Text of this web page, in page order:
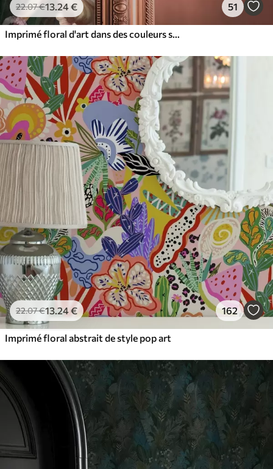
22.07€13.24€ 51
Imprimé floral d'art dans des couleurs sombres
22.07€13.24€ 162
Imprimé floral abstrait de style pop art